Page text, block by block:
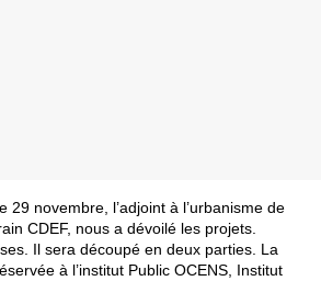
29 novembre, l’adjoint à l’urbanisme de
CDEF, nous a dévoilé les projets.
Il sera découpé en deux parties. La
à l’institut Public OCENS, Institut